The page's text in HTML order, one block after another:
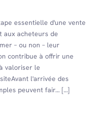
essentielle d'une vente
aux acheteurs de
– ou non – leur
contribue à offrir une
valoriser le
l'arrivée des
peuvent fair... [...]